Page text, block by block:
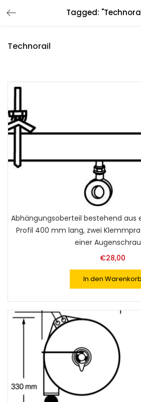
Tagged:
Technorail
Abhängungsoberteil bestehend aus
Profil 400 mm lang, zwei
einer
€28,00
In den Warenkorb
LOGIN
Enter your username and password to
Remember me
Lost password?